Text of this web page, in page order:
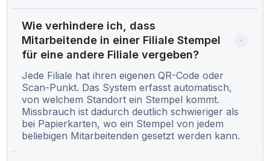
Wie verhindere ich, dass
Mitarbeitende in einer Filiale Stempel
für eine andere Filiale vergeben?
Jede Filiale hat ihren eigenen QR-Code oder
Scan-Punkt. Das System erfasst automatisch,
von welchem Standort ein Stempel kommt.
Missbrauch ist dadurch deutlich schwieriger als
bei Papierkarten, wo ein Stempel von jedem
beliebigen Mitarbeitenden gesetzt werden kann.